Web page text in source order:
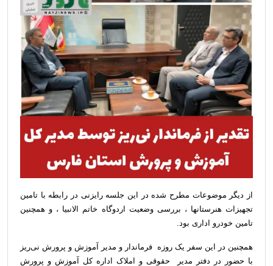
از دیگر موضوعات مطرح شده در این جلسه رایزنی در رابطه با تامین
تجهیزات هنرستانها ، بررسی وضعیت اردوگاه خاتم الانبیا ، و همچنین
تامین خودرو اداری بود.
همچنین در این سفر یک روزه فرماندار و مدیر آموزش و پرورش نی‌ریز
با حضور در دفتر مدیر حقوقی و املاک اداره کل آموزش و پرورش